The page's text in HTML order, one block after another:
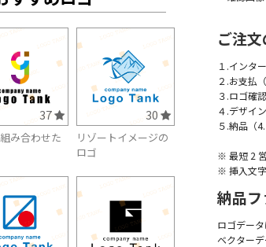
37
み合わせた
30
リゾートイメージの
ロゴ
ご注
１.インタ
２.お支払
３.ロゴ確
４.デザイ
５.納品（
※ 最短 2
※ 挿入文字
納品
ロゴデー
ベクター